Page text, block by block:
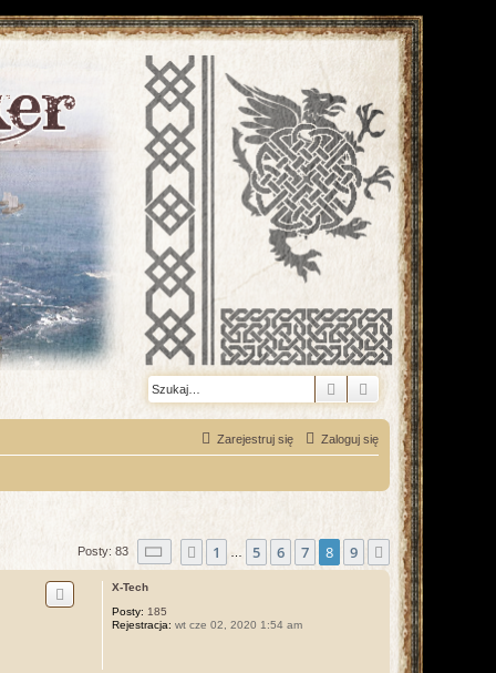
Szukaj Wyszukiwanie
Zaloguj się
Zarejestruj się
Posty: 83 Strona8 z9
Poprzednia
1 5 6 7 8 9 Następna
X-Tech
Posty: 185
Rejestracja: wt cze 02, 2020 1:54 am